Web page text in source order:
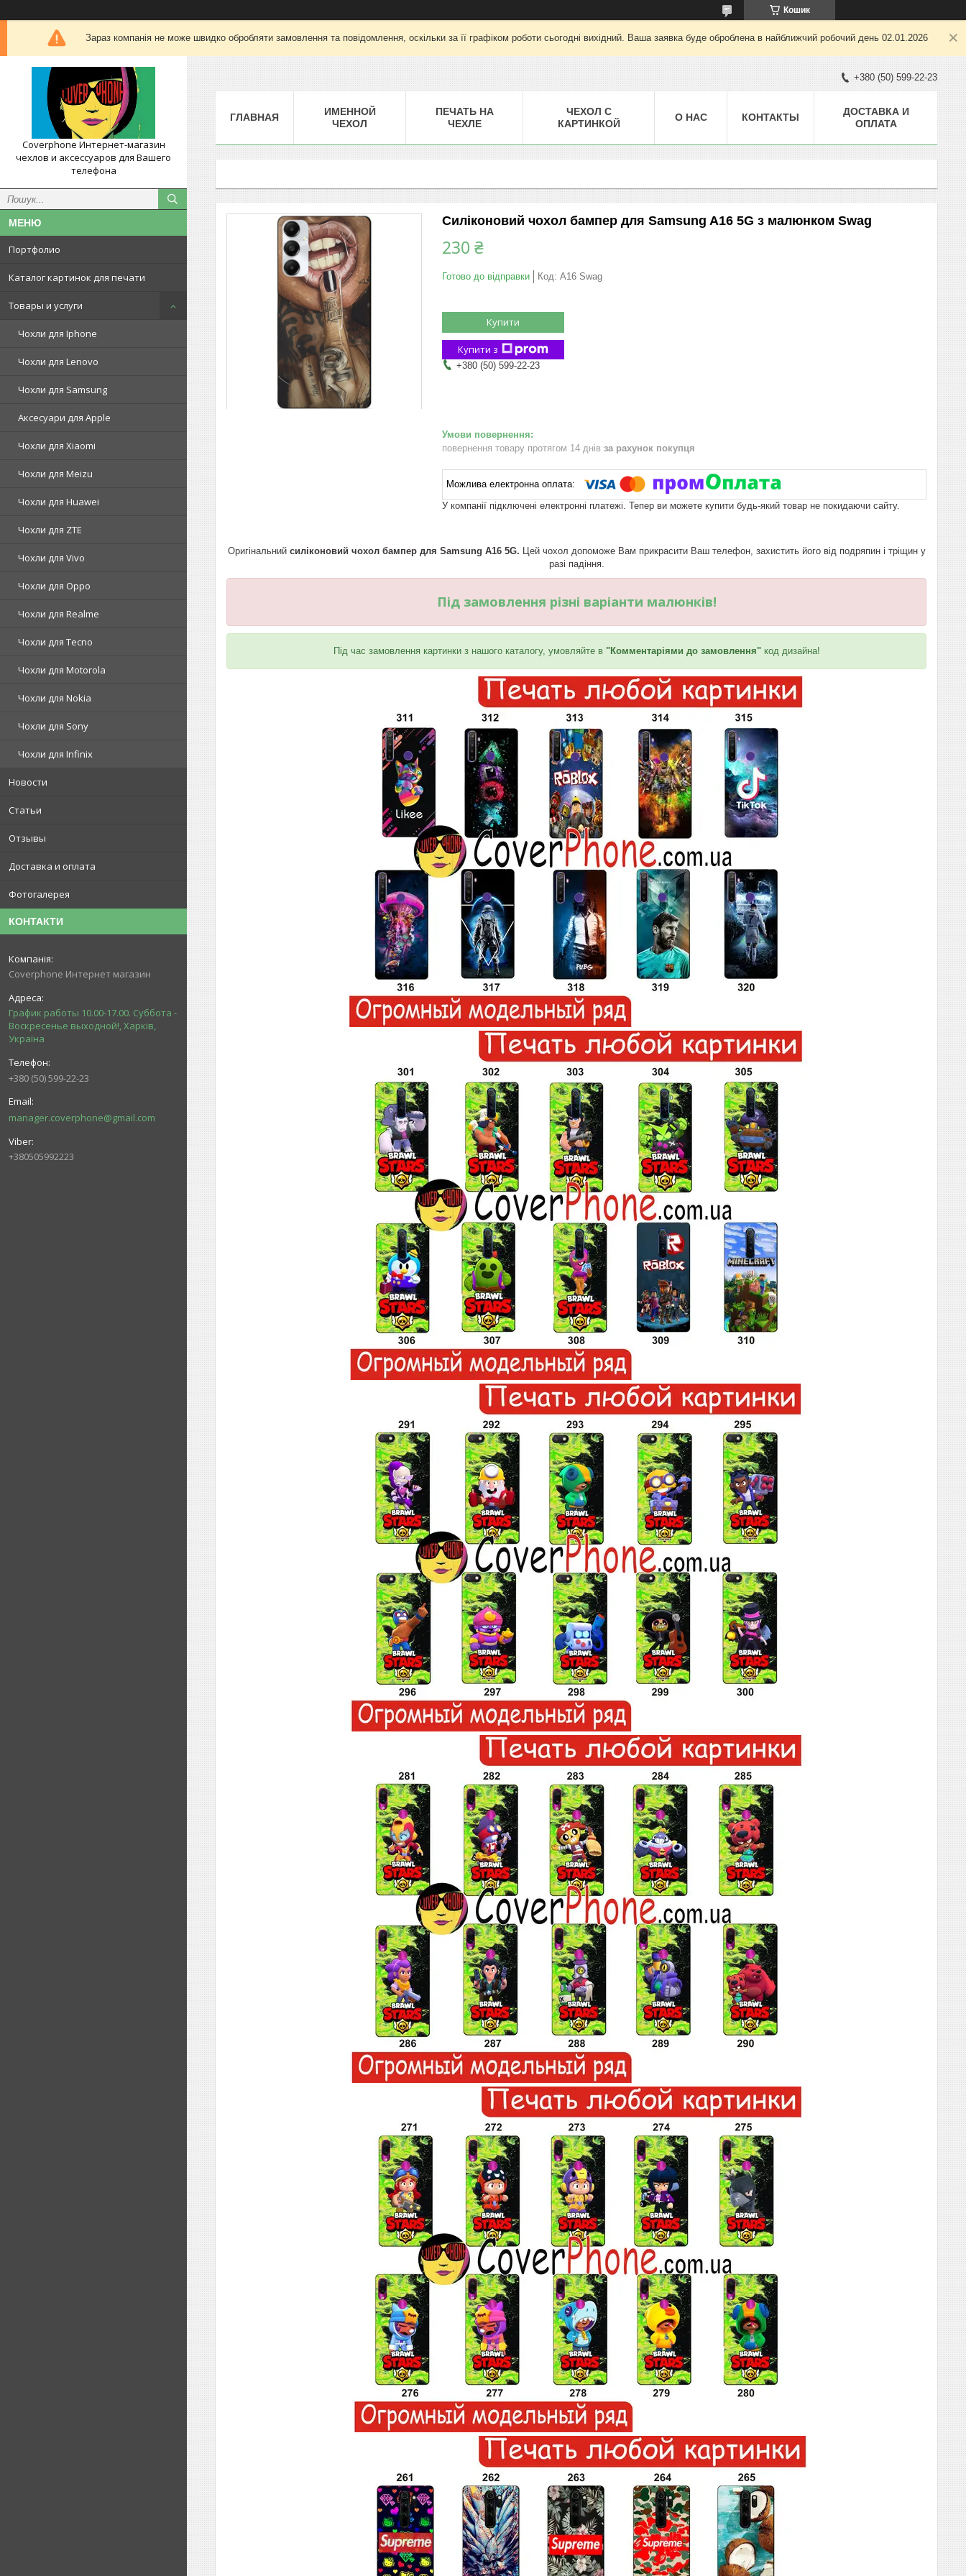
Кошик
Зараз компанія не може швидко обробляти замовлення та повідомлення, оскільки за її графіком роботи сьогодні вихідний. Ваша заявка буде оброблена в найближчий робочий день 02.01.2026
Coverphone Интернет-магазин
чехлов и аксессуаров для Вашего
телефона
Портфолио
Каталог картинок для печати
Товары и услуги
Чохли для Iphone
Чохли для Lenovo
Чохли для Samsung
Аксесуари для Apple
Чохли для Xiaomi
Чохли для Meizu
Чохли для Huawei
Чохли для ZTE
Чохли для Vivo
Чохли для Oppo
Чохли для Realme
Чохли для Tecno
Чохли для Motorola
Чохли для Nokia
Чохли для Sony
Чохли для Infinix
Новости
Статьи
Отзывы
Доставка и оплата
Фотогалерея
КОНТАКТИ
Coverphone Интернет магазин
График работы 10.00-17.00. Суббота -
Воскресенье выходной!, Харків,
Україна
+380 (50) 599-22-23
manager.coverphone@gmail.com
+380505992223
+380 (50) 599-22-23
ГЛАВНАЯ
ИМЕННОЙ
ЧЕХОЛ
ПЕЧАТЬ НА
ЧЕХЛЕ
ЧЕХОЛ С
КАРТИНКОЙ
О НАС КОНТАКТЫ
ДОСТАВКА И
ОПЛАТА
Силіконовий чохол бампер для Samsung A16 5G з малюнком Swag
230 ₴
Готово до відправки Код: A16 Swag
Купити
Купити з
+380 (50) 599-22-23
повернення товару протягом 14 днів за рахунок покупця
У компанії підключені електронні платежі. Тепер ви можете купити будь-який товар не покидаючи сайту.
Оригінальний силіконовий чохол бампер для Samsung A16 5G. Цей чохол допоможе Вам прикрасити Ваш телефон, захистить його від подряпин і тріщин у
разі падіння.
Під замовлення різні варіанти малюнків!
Під час замовлення картинки з нашого каталогу, умовляйте в "Комментаріями до замовлення"код дизайна!